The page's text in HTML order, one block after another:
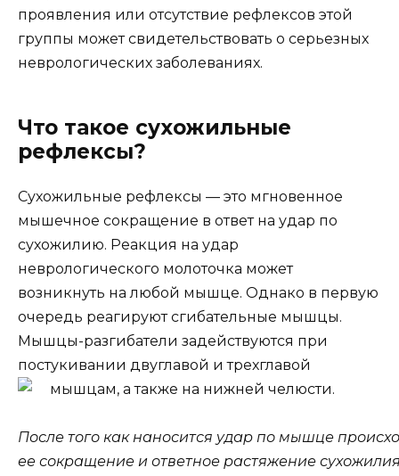
проявления или отсутствие рефлексов этой
группы может свидетельствовать о серьезных
неврологических заболеваниях.
Что такое сухожильные
рефлексы?
Сухожильные рефлексы — это мгновенное
мышечное сокращение в ответ на удар по
сухожилию. Реакция на удар
неврологического молоточка может
возникнуть на любой мышце. Однако в первую
очередь реагируют сгибательные мышцы.
Мышцы-разгибатели задействуются при
постукивании двуглавой и трехглавой
мышцам, а также на нижней челюсти.
После того как наносится удар по мышце
ее сокращение и ответное растяжение